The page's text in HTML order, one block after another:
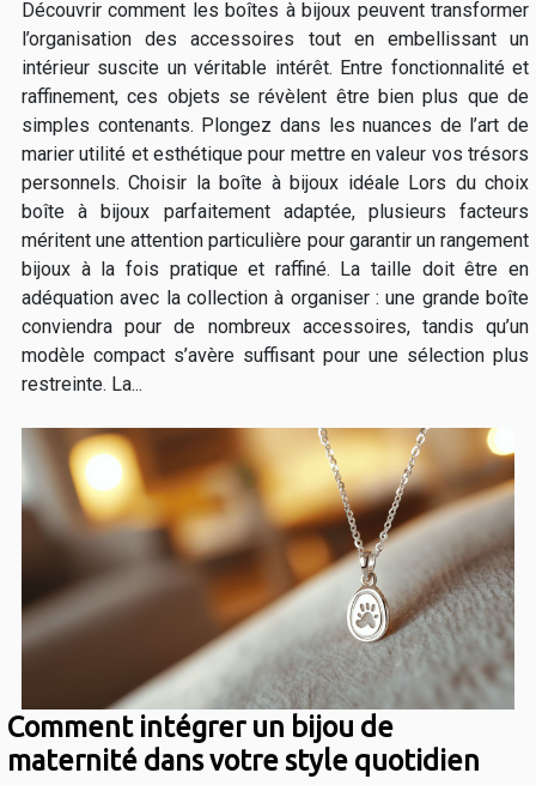
Découvrir comment les boîtes à bijoux peuvent transformer
l’organisation des accessoires tout en embellissant un
intérieur suscite un véritable intérêt. Entre fonctionnalité et
raffinement, ces objets se révèlent être bien plus que de
simples contenants. Plongez dans les nuances de l’art de
marier utilité et esthétique pour mettre en valeur vos trésors
personnels. Choisir la boîte à bijoux idéale Lors du choix
boîte à bijoux parfaitement adaptée, plusieurs facteurs
méritent une attention particulière pour garantir un rangement
bijoux à la fois pratique et raffiné. La taille doit être en
adéquation avec la collection à organiser : une grande boîte
conviendra pour de nombreux accessoires, tandis qu’un
modèle compact s’avère suffisant pour une sélection plus
restreinte. La...
Comment intégrer un bijou de
maternité dans votre style quotidien